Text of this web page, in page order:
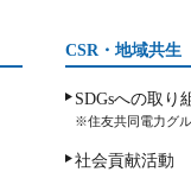
CSR・地域共生
SDGsへの取り
※住友共同電力グ
社会貢献活動